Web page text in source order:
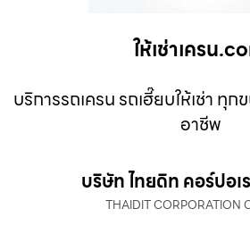
ให้เช่าเครน
บริการรถเครน รถเฮี๊ยบให้เช่า ทุ
อาชีพ
บริษัท ไทยดิท คอร์ปอเ
THAIDIT CORPORATION